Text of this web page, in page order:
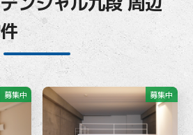
募集中 募集中